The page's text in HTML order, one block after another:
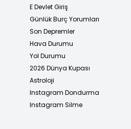
E Devlet Giriş
Günlük Burç Yorumları
Son Depremler
Hava Durumu
Yol Durumu
2026 Dünya Kupası
Astroloji
Instagram Dondurma
Instagram Silme